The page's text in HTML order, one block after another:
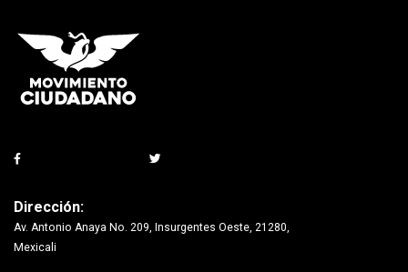
Dirección:
Av. Antonio Anaya No. 209, Insurgentes Oeste, 21280,
Mexicali